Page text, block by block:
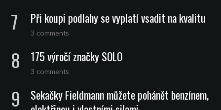
Při koupi podlahy se vyplatí vsadit na kvalitu
3 comments
175 výročí značky SOLO
3 comments
Sekačky Fieldmann můžete pohánět benzínem,